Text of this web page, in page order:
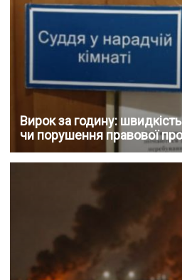
Вирок за годину:
чи порушення правової